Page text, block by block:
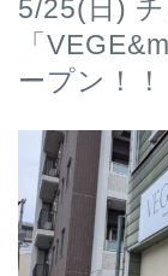
5/25(日)
「
ープン！！